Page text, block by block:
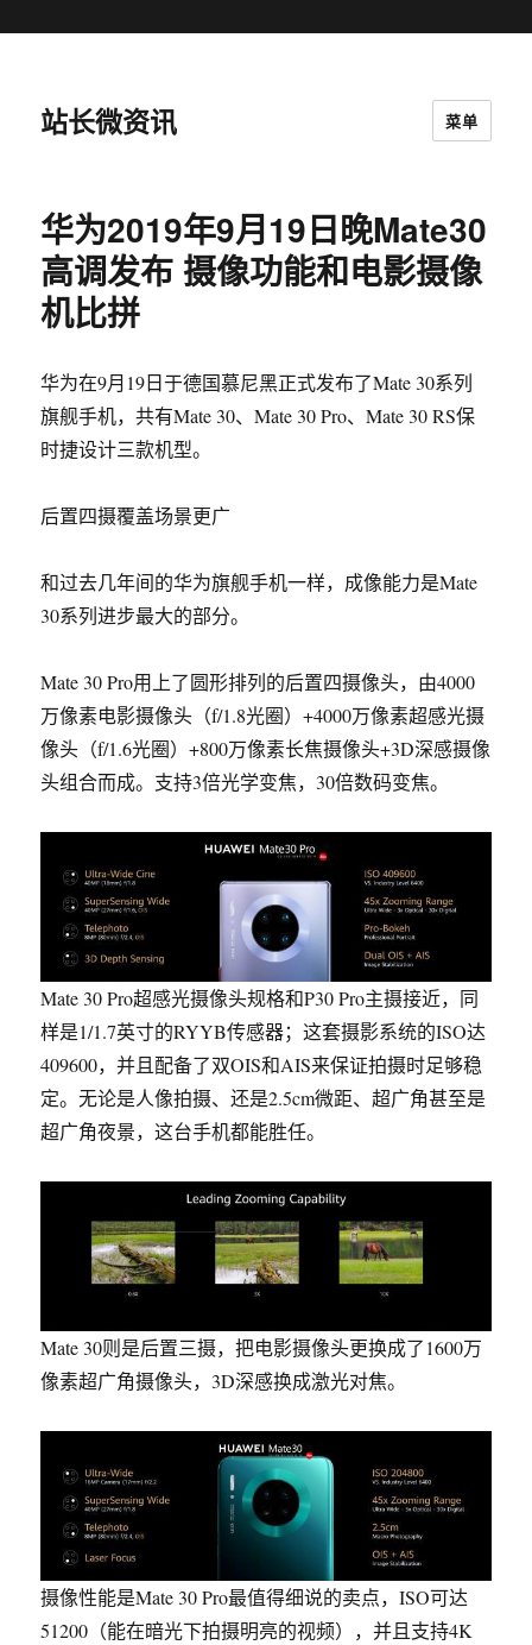
站长微资讯 菜单
华为2019年9月19日晚Mate30
高调发布 摄像功能和电影摄像
机比拼
华为在9月19日于德国慕尼黑正式发布了Mate 30系列
旗舰手机，共有Mate 30、Mate 30 Pro、Mate 30 RS保
时捷设计三款机型。
后置四摄覆盖场景更广
和过去几年间的华为旗舰手机一样， 成像能力是Mate
30系列进步最大的部分。
Mate 30 Pro用上了圆形排列的后置四摄像头，由4000
万像素电影摄像头（f/1.8光圈）+4000万像素超感光摄
像头（f/1.6光圈）+800万像素长焦摄像头+3D深感摄像
头组合而成。支持3倍光学变焦，30倍数码变焦。
Mate 30 Pro超感光摄像头规格和P30 Pro主摄接近，同
样是1/1.7英寸的RYYB传感器；这套摄影系统的ISO达
409600，并且配备了双OIS和AIS来保证拍摄时足够稳
定。无论是人像拍摄、还是2.5cm微距、超广角甚至是
超广角夜景，这台手机都能胜任。
Mate 30则是后置三摄，把电影摄像头更换成了1600万
像素超广角摄像头，3D深感换成激光对焦。
摄像性能是Mate 30 Pro最值得细说的卖点，ISO可达
51200（能在暗光下拍摄明亮的视频），并且支持4K